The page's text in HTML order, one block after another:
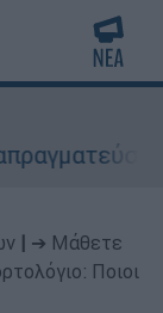
➔ Μάθετε
Ποιοι